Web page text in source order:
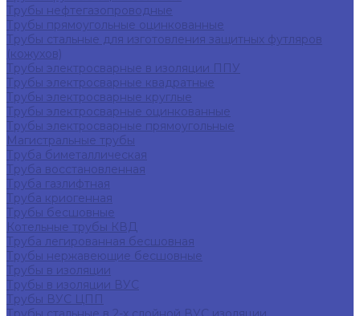
Трубы нефтегазопроводные
Трубы прямоугольные оцинкованные
Трубы стальные для изготовления защитных футляров
(кожухов)
Трубы электросварные в изоляции ППУ
Трубы электросварные квадратные
Трубы электросварные круглые
Трубы электросварные оцинкованные
Трубы электросварные прямоугольные
Магистральные трубы
Труба биметаллическая
Труба восстановленная
Труба газлифтная
Труба криогенная
Трубы бесшовные
Котельные трубы КВД
Труба легированная бесшовная
Трубы нержавеющие бесшовные
Трубы в изоляции
Трубы в изоляции ВУС
Трубы ВУС ЦПП